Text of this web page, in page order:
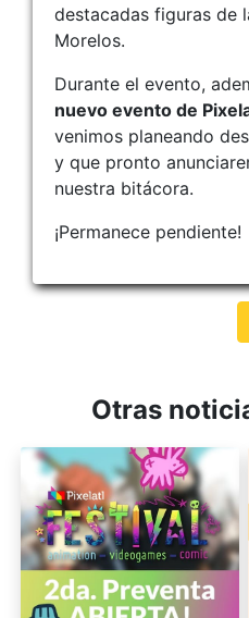
destacadas figuras de
Morelos.
Durante el evento,
nuevo evento de
venimos planeando
y que pronto
nuestra bitácora.
¡Permanece pendiente!
Otras